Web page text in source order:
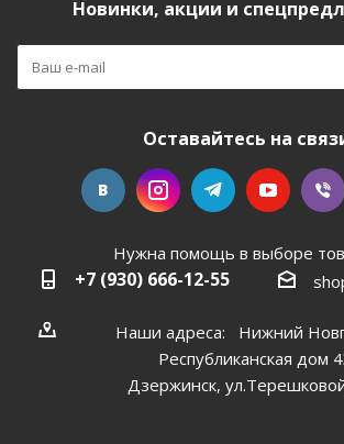
Новинки, акции и
Оставайтесь на
Нужна помощь в выборе
+7 (930) 666-12-55
Наши адреса: Нижний
Республиканская дом
Дзержинск,